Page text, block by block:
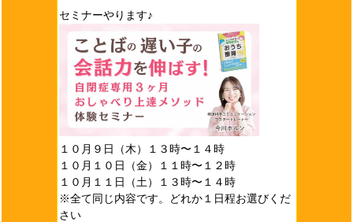
セミナーやります♪
１０月９日（木）１３時〜１４時
１０月１０日（金）１１時〜１２時
１０月１１日（土）１３時〜１４時
※全て同じ内容です。どれか１日程お選びくだ
さい